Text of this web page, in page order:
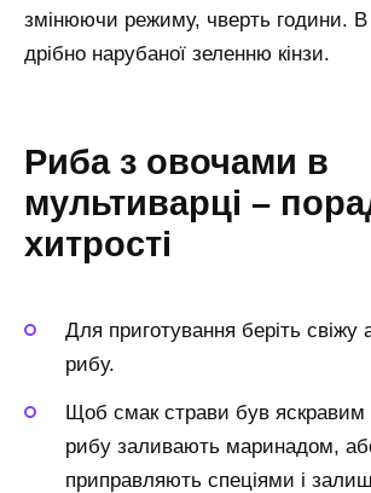
змінюючи режиму, чверть години. В
дрібно нарубаної зеленню кінзи.
Риба з овочами в
мультиварці –
хитрості
Для приготування беріть
рибу.
Щоб смак страви був яскравим
рибу заливають маринадом,
приправляють спеціями і